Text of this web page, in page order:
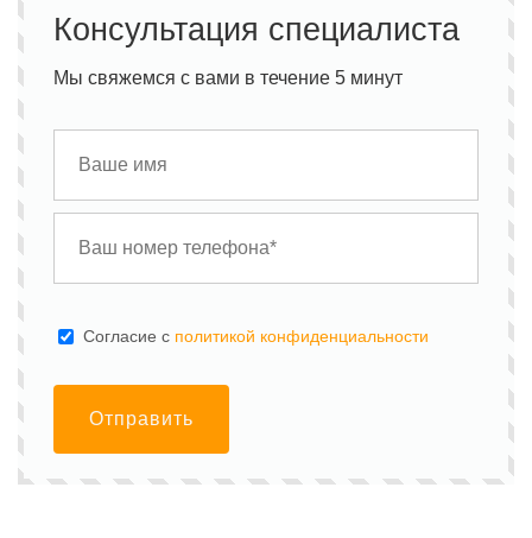
Консультация специалиста
Мы свяжемся с вами в течение 5 минут
Cогласие с политикой конфиденциальности
Отправить